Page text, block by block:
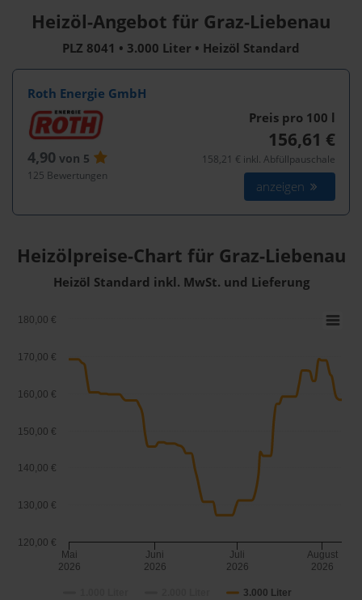
Heizöl-Angebot für Graz-Liebenau
PLZ 8041 • 3.000 Liter • Heizöl Standard
Roth Energie GmbH
4,90 von 5
125 Bewertungen
Preis pro 100 l
156,61 €
158,21 € inkl. Abfüllpauschale
anzeigen
Heizölpreise-Chart für Graz-Liebenau
Heizöl Standard inkl. MwSt. und Lieferung
3.000 Liter
Mai
2026
Juni
2026
Juli
2026
August
2026
120,00 €
130,00 €
140,00 €
150,00 €
160,00 €
170,00 €
180,00 €